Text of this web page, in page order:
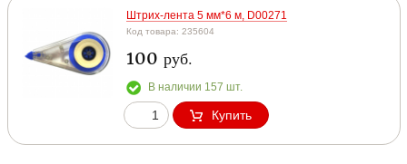
Штрих-лента 5 мм*6 м, D00271
Код товара: 235604
100 руб.
В наличии 157 шт.
Купить